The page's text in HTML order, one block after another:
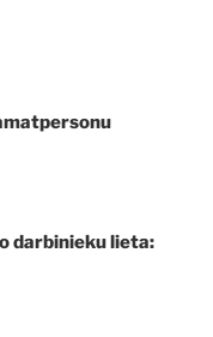
darbinieku lieta: